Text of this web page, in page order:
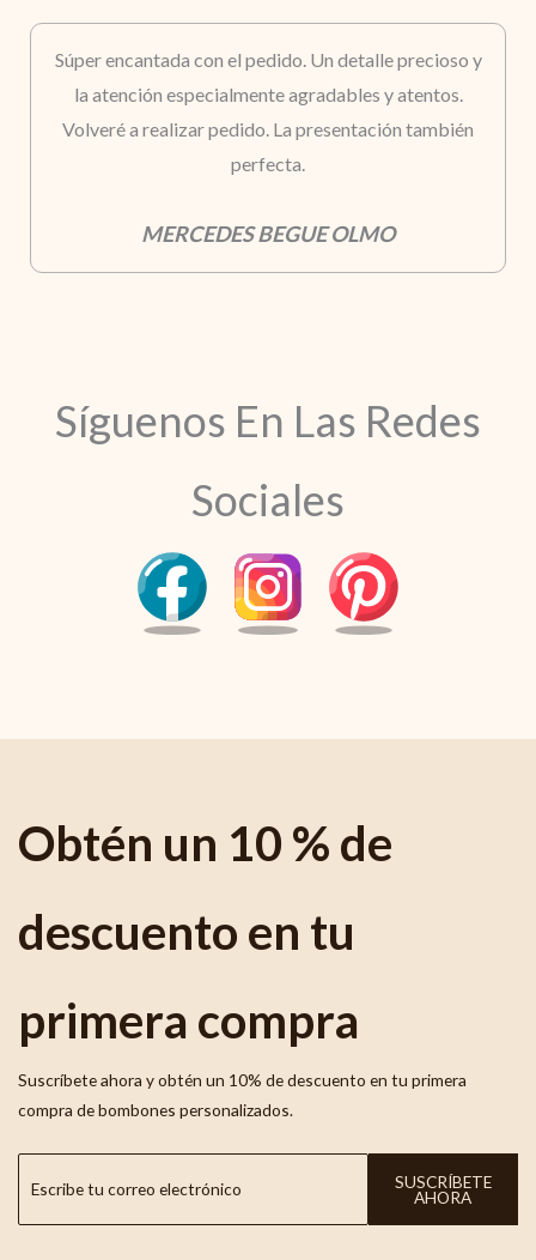
Súper encantada con el pedido. Un detalle precioso y
la atención especialmente agradables y atentos.
Volveré a realizar pedido. La presentación también
perfecta.
MERCEDES BEGUE OLMO
Síguenos En Las Redes
Sociales
Obtén un 10 % de
descuento en tu
primera compra
Suscríbete ahora y obtén un 10% de descuento en tu primera
compra de bombones personalizados.
SUSCRÍBETE
AHORA